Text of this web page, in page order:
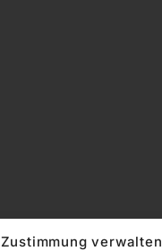
Zustimmung verwalten